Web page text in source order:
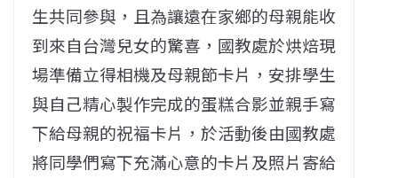
生共同參與，且為讓遠在家鄉的母親能收
到來自台灣兒女的驚喜，國教處於烘焙現
場準備立得相機及母親節卡片，安排學生
與自己精心製作完成的蛋糕合影並親手寫
下給母親的祝褔卡片，於活動後由國教處
將同學們寫下充滿心意的卡片及照片寄給